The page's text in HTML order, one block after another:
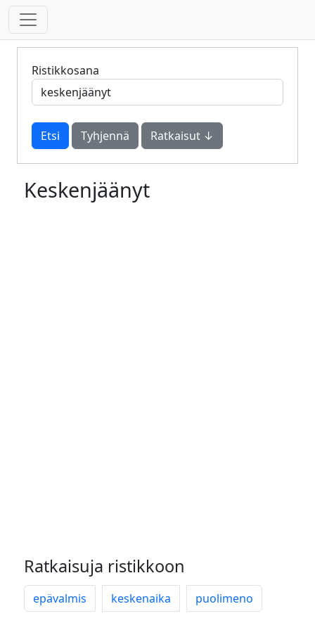
Ristikkosana
Tyhjennä Ratkaisut ↓
Keskenjäänyt
Ratkaisuja ristikkoon
epävalmis keskenaika puolimeno